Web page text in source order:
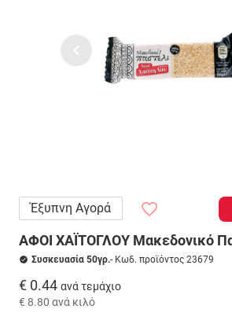
Έξυπνη Αγορά
ΑΦΟΙ ΧΑΪΤΟΓΛΟΥ Μακεδονικό
Συσκευασία 50γρ.- Κωδ. προϊόντος 23679
€ 0.44 ανά τεμάχιο
€ 8.80 ανά κιλό